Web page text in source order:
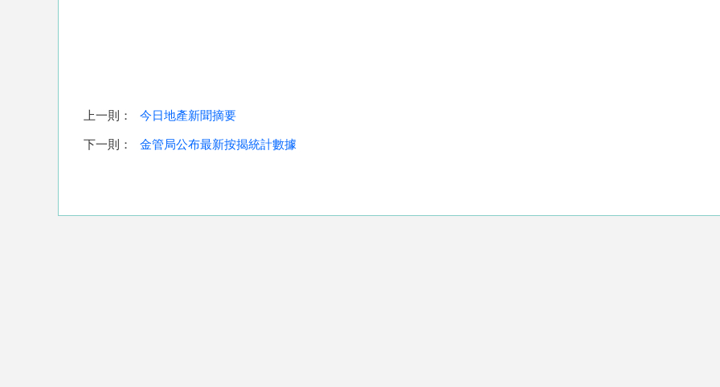
上一則： 今日地產新聞摘要
下一則： 金管局公布最新按揭統計數據